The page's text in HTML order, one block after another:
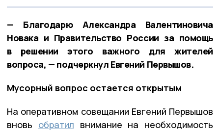
— Благодарю Александра Валентиновича
Новака и Правительство России за помощь
в решении этого важного для жителей
вопроса, — подчеркнул Евгений Первышов.
Мусорный вопрос остается открытым
На оперативном совещании Евгений Первышов
вновь обратил внимание на необходимость